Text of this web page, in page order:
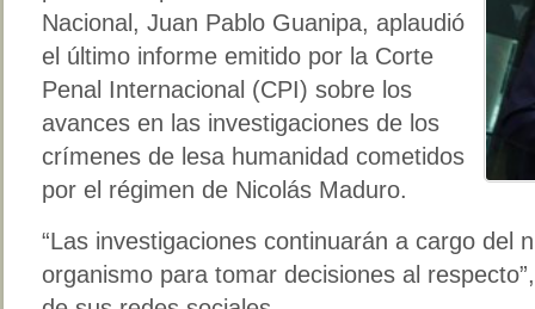
Nacional, Juan Pablo Guanipa, aplaudió
el último informe emitido por la Corte
Penal Internacional (CPI) sobre los
avances en las investigaciones de los
crímenes de lesa humanidad cometidos
por el régimen de Nicolás Maduro.
“Las investigaciones continuarán a cargo del
organismo para tomar decisiones al